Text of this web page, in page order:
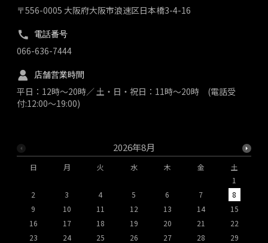
2026年8月
日 月 火 水 木 金
土
1
2
3 4 5 6 7
8
9
10 11 12 13 14
15
16
17 18 19 20 21
22
23
24 25 26 27 28 29
〒556-0005 大阪府大阪市浪速区日本橋3-4-16
電話番号
066-636-7444
店舗営業時間
平日：12時～20時／ 土・日・祝日：11時～20時 (電話受
付:12:00～19:00)